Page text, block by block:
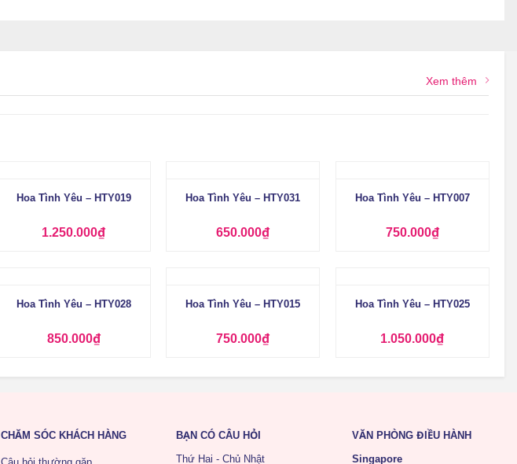
Xem thêm
Hoa Tình Yêu – HTY019
1.250.000₫
Hoa Tình Yêu – HTY031
650.000₫
Hoa Tình Yêu – HTY007
750.000₫
Hoa Tình Yêu – HTY028
850.000₫
Hoa Tình Yêu – HTY015
750.000₫
Hoa Tình Yêu – HTY025
1.050.000₫
CHĂM SÓC KHÁCH HÀNG
BẠN CÓ CÂU HỎI
Thứ Hai - Chủ Nhật
VĂN PHÒNG ĐIỀU HÀNH
Singapore